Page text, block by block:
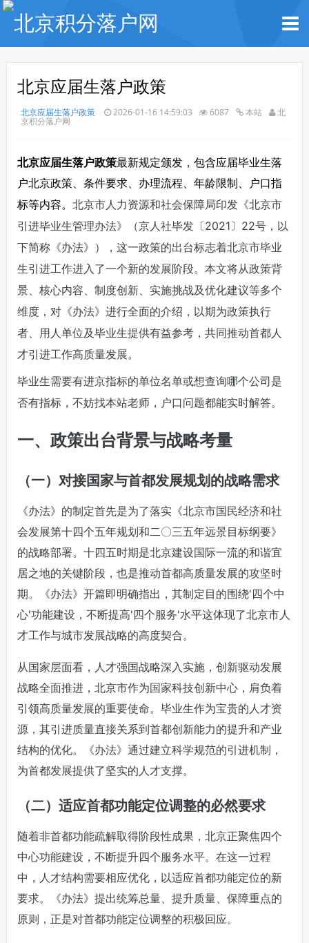
北京应届生落户政策
北京应届生落户政策 2026-01-16 14:59:03 6087 本站 北
京积分落户网
北京应届生落户政策最新规定颁发，包含应届毕业生落
户北京政策、条件要求、办理流程、年龄限制、户口指
标等内容。 北京市人力资源和社会保障局印发《北京市
引进毕业生管理办法》（京人社毕发〔2021〕22号，以
下简称《办法》），这一政策的出台标志着北京市毕业
生引进工作进入了一个新的发展阶段。本文将从政策背
景、核心内容、制度创新、实施挑战及优化建议等多个
维度，对《办法》进行全面的介绍，以期为政策执行
者、用人单位及毕业生提供有益参考，共同推动首都人
才引进工作高质量发展。
毕业生需要有进京指标的单位名单或想查询哪个公司是
否有指标，不妨找本站老师，户口问题都能实时解答。
一、政策出台背景与战略考量
（一）对接国家与首都发展规划的战略需求
《办法》的制定首先是为了落实《北京市国民经济和社
会发展第十四个五年规划和二〇三五年远景目标纲要》
的战略部署。十四五时期是北京建设国际一流的和谐宜
居之地的关键阶段，也是推动首都高质量发展的攻坚时
期。《办法》开篇即明确指出，其制定目的围绕'四个中
心'功能建设，不断提高'四个服务'水平这体现了北京市人
才工作与城市发展战略的高度契合。
从国家层面看，人才强国战略深入实施，创新驱动发展
战略全面推进，北京市作为国家科技创新中心，肩负着
引领高质量发展的重要使命。毕业生作为宝贵的人才资
源，其引进质量直接关系到首都创新能力的提升和产业
结构的优化。《办法》通过建立科学规范的引进机制，
为首都发展提供了坚实的人才支撑。
（二）适应首都功能定位调整的必然要求
随着非首都功能疏解取得阶段性成果，北京正聚焦四个
中心功能建设，不断提升四个服务水平。在这一过程
中，人才结构需要相应优化，以适应首都功能定位的新
要求。《办法》提出统筹总量、提升质量、保障重点的
原则，正是对首都功能定位调整的积极回应。